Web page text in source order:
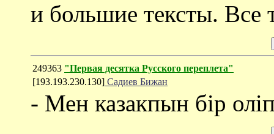
и большие тексты. Все
249363 "Первая десятка Русского переплета"
[193.193.230.130] Садиев Бижан
- Мен казакпын бiр